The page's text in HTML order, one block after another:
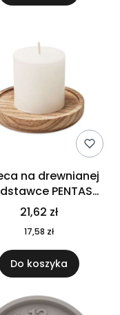
na drewnianej
PENTAS
MO6282-40
21,62 zł
17,58 zł
Do koszyka